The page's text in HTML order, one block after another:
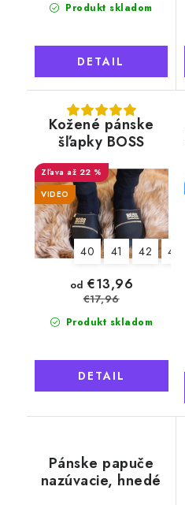
Produkt skladom
DETAIL
Kožené pánske
šľapky BOSS
celokožené
až 22 %
VIDEO
40 41 42 43
Produkt skladom
od €13,96
€17,96
DETAIL
Pánske papuče
nazúvacie, hnedé